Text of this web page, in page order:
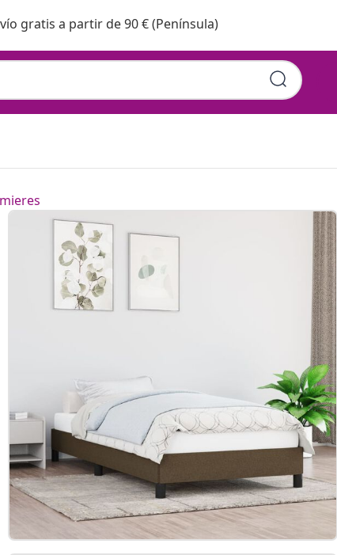
gratis a partir de 90 € (Península)